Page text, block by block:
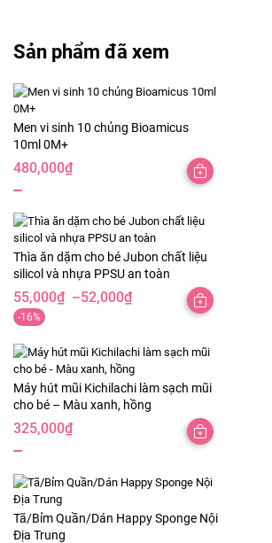
745,000₫.
Sản phẩm đã xem
Men vi sinh 10 chủng Bioamicus
10ml 0M+
480,000₫
Thìa ăn dặm cho bé Jubon chất liệu
silicol và nhựa PPSU an toàn
52,000₫
–
55,000₫
Khoảng
giá:
từ
52,000₫
đến
55,000₫
-16%
Máy hút mũi Kichilachi làm sạch mũi
cho bé – Màu xanh, hồng
325,000₫
Tã/Bỉm Quần/Dán Happy Sponge Nội
Địa Trung